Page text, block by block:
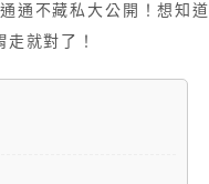
通不藏私大公開！想知道
走就對了！